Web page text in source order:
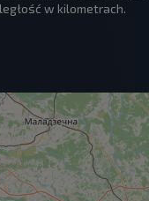
w kilometrach.